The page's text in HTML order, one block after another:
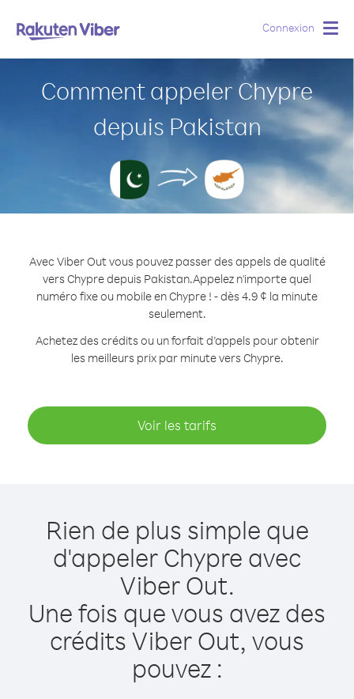
Connexion
Comment appeler Chypre
depuis Pakistan
Avec Viber Out vous pouvez passer des appels de qualité
vers Chypre depuis Pakistan.Appelez n'importe quel
numéro fixe ou mobile en Chypre ! - dès 4.9 ¢ la minute
seulement.
Achetez des crédits ou un forfait d’appels pour obtenir
les meilleurs prix par minute vers Chypre.
Voir les tarifs
Rien de plus simple que
d'appeler Chypre avec
Viber Out.
Une fois que vous avez des
crédits Viber Out, vous
pouvez :